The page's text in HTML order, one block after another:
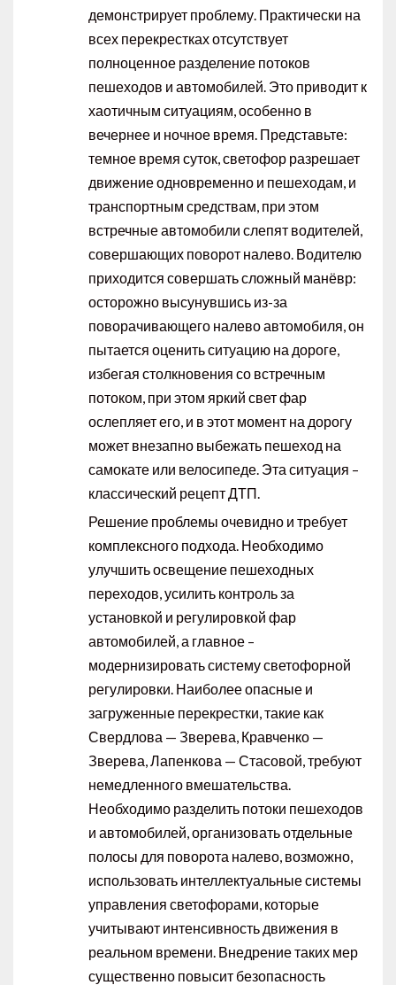
демонстрирует проблему. Практически на
всех перекрестках отсутствует
полноценное разделение потоков
пешеходов и автомобилей. Это приводит к
хаотичным ситуациям, особенно в
вечернее и ночное время. Представьте:
темное время суток, светофор разрешает
движение одновременно и пешеходам, и
транспортным средствам, при этом
встречные автомобили слепят водителей,
совершающих поворот налево. Водителю
приходится совершать сложный манёвр:
осторожно высунувшись из-за
поворачивающего налево автомобиля, он
пытается оценить ситуацию на дороге,
избегая столкновения со встречным
потоком, при этом яркий свет фар
ослепляет его, и в этот момент на дорогу
может внезапно выбежать пешеход на
самокате или велосипеде. Эта ситуация –
классический рецепт ДТП.
Решение проблемы очевидно и требует
комплексного подхода. Необходимо
улучшить освещение пешеходных
переходов, усилить контроль за
установкой и регулировкой фар
автомобилей, а главное –
модернизировать систему светофорной
регулировки. Наиболее опасные и
загруженные перекрестки, такие как
Свердлова — Зверева, Кравченко —
Зверева, Лапенкова — Стасовой, требуют
немедленного вмешательства.
Необходимо разделить потоки пешеходов
и автомобилей, организовать отдельные
полосы для поворота налево, возможно,
использовать интеллектуальные системы
управления светофорами, которые
учитывают интенсивность движения в
реальном времени. Внедрение таких мер
существенно повысит безопасность